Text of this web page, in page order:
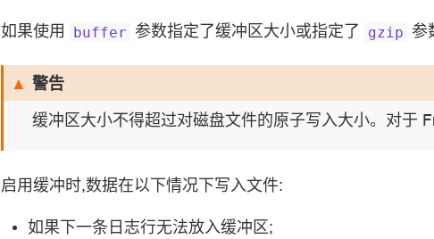
如果使用 buffer 参数指定了缓冲区大小或指定了 gzip 参
警告
缓冲区大小不得超过对磁盘文件的原子写入大小。对于
启用缓冲时,数据在以下情况下写入文件:
如果下一条日志行无法放入缓冲区;